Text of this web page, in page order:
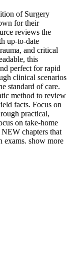
of Surgery
for their
reviews the
up-to-date
and critical
this
perfect for rapid
clinical scenarios
standard of care.
method to review
facts. Focus on
practical,
on take-home
chapters that
exams. show more